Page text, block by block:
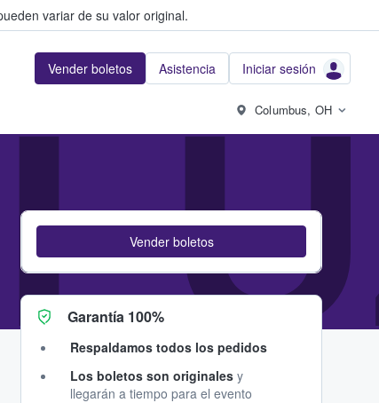
variar de su valor original.
Vender boletos Asistencia Iniciar sesión
Columbus, OH
Vender boletos
Garantía 100%
Respaldamos todos los pedidos
Los boletos son originales y
llegarán a tiempo para el evento